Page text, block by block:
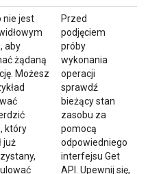
nie jest
aby
żądaną
Możesz
który
już
Przed
podjęciem
próby
wykonania
operacji
sprawdź
bieżący stan
zasobu za
pomocą
odpowiedniego
interfejsu Get
API. Upewnij się,